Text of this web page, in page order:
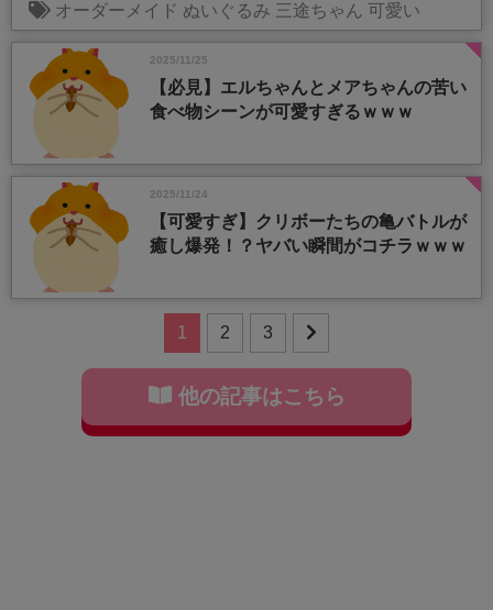
オーダーメイド ぬいぐるみ 三途ちゃん 可愛い
2025/11/25
【必見】エルちゃんとメアちゃんの苦い
食べ物シーンが可愛すぎるｗｗｗ
2025/11/24
【可愛すぎ】クリボーたちの亀バトルが
癒し爆発！？ヤバい瞬間がコチラｗｗｗ
1 2 3
他の記事はこちら